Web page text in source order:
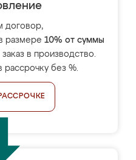
договор,
размере 10% от суммы
в производство.
рассрочку без %.